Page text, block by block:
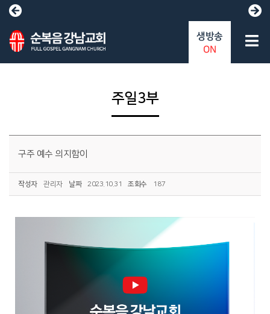
주일3부
구주 예수 의지함이
작성자 관리자 날짜 2023.10.31 조회수 187
생방송
ON